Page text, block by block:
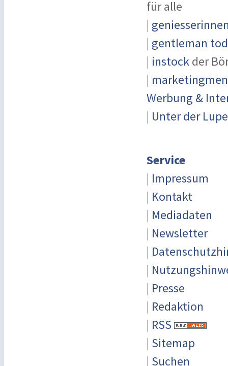
für alle
|
| gentleman
| instock der
|
Werbung &
| Unter der Lupe
Service
| Impressum
| Kontakt
| Mediadaten
| Newsletter
|
|
| Presse
| Redaktion
| RSS
| Sitemap
| Suchen